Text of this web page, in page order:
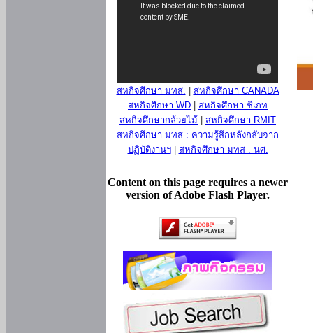
สหกิจศึกษา มทส.
สหกิจศึกษา CANADA
สหกิจศึกษา WD
สหกิจศึกษา ซีเกท
สหกิจศึกษากล้วยไม้
สหกิจศึกษา RMIT
สหกิจศึกษา มทส : ความรู้สึกหลังกลับจาก
ปฏิบัติงานฯ| สหกิจศึกษา มทส : นศ.
Content on this page requires a newer
version of Adobe Flash Player.